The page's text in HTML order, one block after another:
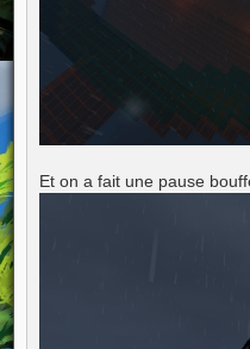
Et on a fait une pause